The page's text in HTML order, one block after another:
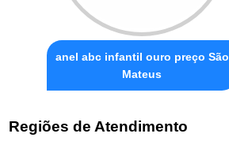
anel abc infantil ouro preço São
Mateus
Regiões de Atendimento